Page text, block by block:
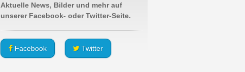
Aktuelle News, Bilder und mehr auf
unserer Facebook- oder Twitter-Seite.
Facebook Twitter